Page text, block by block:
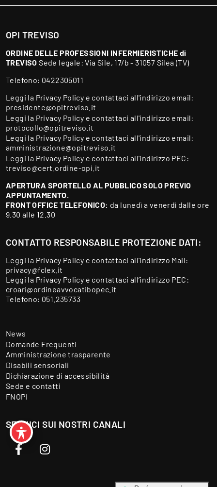
OPI TREVISO
ORDINE DELLE PROFESSIONI INFERMIERISTICHE di
TREVISO Sede legale: Via Sile, 17/b - 31057 Silea (TV)
Telefono: 0422305011
Leggi la Privacy Policy e contattaci all'indirizzo email:
presidente@opitreviso.it
Leggi la Privacy Policy e contattaci all'indirizzo email:
protocollo@opitreviso.it
Leggi la Privacy Policy e contattaci all'indirizzo email:
amministrazione@opitreviso.it
Leggi la Privacy Policy e contattaci all'indirizzo PEC:
treviso@cert.ordine-opi.it
APERTURA SPORTELLO AL PUBBLICO SOLO PREVIO
APPUNTAMENTO.
FRONT OFFICE TELEFONICO: da lunedì a venerdì dalle ore
9.30 alle 12.30
CONTATTO RESPONSABILE PROTEZIONE DATI:
Leggi la Privacy Policy e contattaci all’indirizzo Mail:
privacy@fclex.it
Leggi la Privacy Policy e contattaci all’indirizzo PEC:
croari@ordineavvocatibopec.it
Telefono: 051.235733
News
Domande Frequenti
Amministrazione trasparente
Disabili sensoriali
Dichiarazione di accessibilità
Sede e contatti
FNOPI
SEGUICI SUI NOSTRI CANALI
Facebook